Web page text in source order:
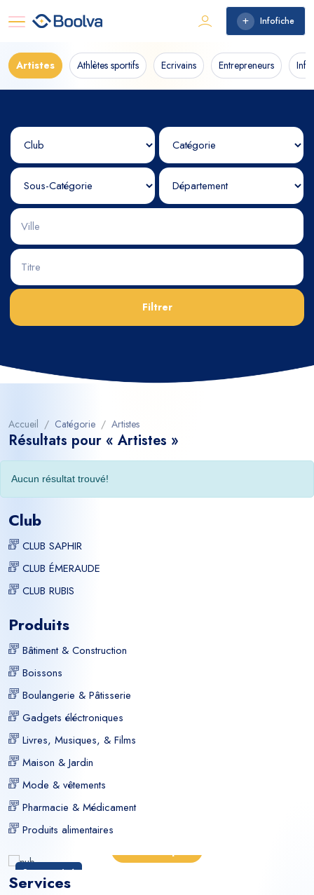
Infofiche
Artistes Athlètes sportifs Ecrivains Entrepreneurs
Filtrer
Accueil Catégorie Artistes
Résultats pour « Artistes »
Aucun résultat trouvé!
Club
CLUB SAPHIR
CLUB ÉMERAUDE
CLUB RUBIS
Produits
Bâtiment & Construction
Boissons
Boulangerie & Pâtisserie
Gadgets éléctroniques
Livres, Musiques, & Films
Maison & Jardin
Mode & vêtements
Pharmacie & Médicament
Produits alimentaires
Sponsorisé
Services